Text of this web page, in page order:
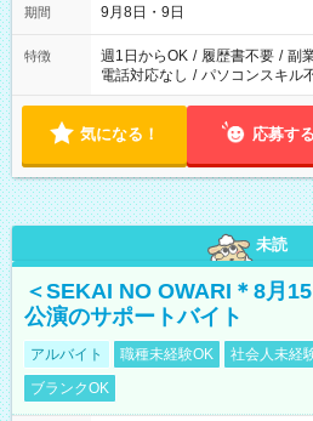
期間 9月8日・9日
特徴 週1日からOK / 履歴書不要 / 副
電話対応なし / パソコンスキル
気になる！ 応募する
未読
＜SEKAI NO OWARI＊8月
公演のサポートバイト
アルバイト 職種未経験OK 社会人未経
ブランクOK